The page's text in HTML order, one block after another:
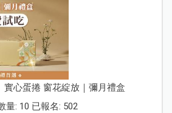
實心蛋捲 窗花綻放｜彌月禮盒
量: 10 已報名: 502